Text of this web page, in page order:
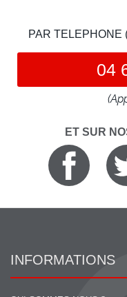
PAR TELEPHONE
04
ET SUR
INFORMATIONS